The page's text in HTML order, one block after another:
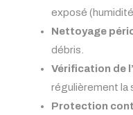
exposé
Nettoyage
débris.
Vérification de
régulièrement la
Protection